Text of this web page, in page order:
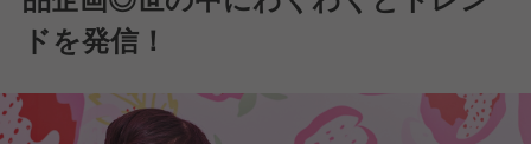
ドを発信！